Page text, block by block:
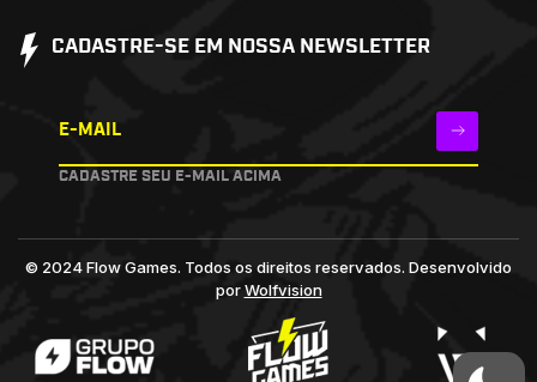
CADASTRE-SE EM NOSSA NEWSLETTER
E-MAIL
CADASTRE SEU E-MAIL ACIMA
© 2024 Flow Games. Todos os direitos reservados. Desenvolvido
porWolfvision